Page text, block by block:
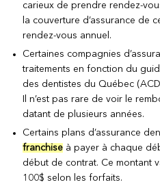
carieux de prendre rendez-
la couverture d’assurance de
rendez-vous annuel.
Certaines compagnies
traitements en fonction du
des dentistes du Québec
Il n’est pas rare de voir le
datant de plusieurs années.
Certains plans d’assurance
franchise à payer à chaque
début de contrat. Ce montant
100$ selon les forfaits.